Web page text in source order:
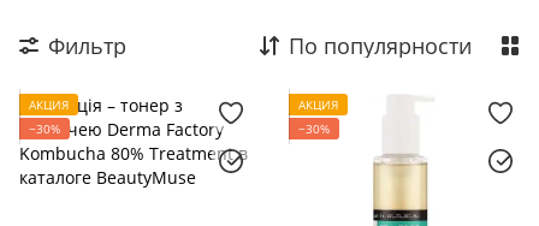
Фильтр По популярности
АКЦИЯ
−30%
АКЦИЯ
−30%